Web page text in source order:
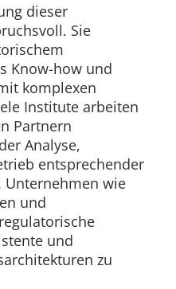
dieser
Sie
Know-how und
komplexen
Institute arbeiten
Partnern
Analyse,
entsprechender
Unternehmen wie
und
und
zu